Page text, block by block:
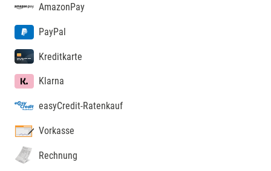
AmazonPay
PayPal
Kreditkarte
Klarna
easyCredit-Ratenkauf
Vorkasse
Rechnung